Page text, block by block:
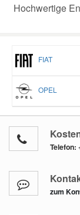
Hochwertige
FIAT
OPEL
Telefon:
zum